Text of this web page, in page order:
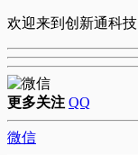
欢迎来到创新通科技
更多关注 QQ
微信